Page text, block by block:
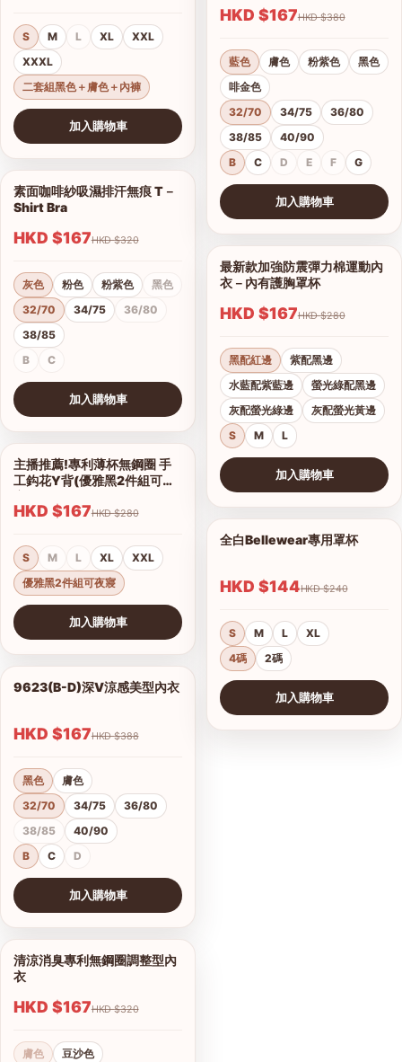
S M L XL
XXL
XXXL
二套組黑色＋膚色＋內褲
加入購物車
1/17
查看圖片
素面咖啡紗吸濕排汗無痕 T－
Shirt Bra
HKD $167 HKD $320
灰色 粉色 粉紫色
黑色
32/70
34/75
36/80
38/85
B
C
加入購物車
1/2
查看圖片
主播推薦!專利薄杯無鋼圈 手
工鈎花Y背(優雅黑2件組可夜
HKD $167 HKD $280
S M L XL
XXL
優雅黑2件組可夜寢
加入購物車
1/2
查看圖片
9623(B-D)深V涼感美型內衣
HKD $167 HKD $388
黑色
膚色
32/70
34/75
36/80
38/85
40/90
B
C D
加入購物車
1/9
查看圖片
清涼消臭專利無鋼圈調整型內
衣
HKD $167 HKD $320
膚色
豆沙色
HKD $167 HKD $380
藍色 膚色 粉紫色
黑色
啡金色
32/70
34/75
36/80
38/85
40/90
B
C D E F G
加入購物車
1/11
查看圖片
最新款加強防震彈力棉運動內
衣－內有護胸罩杯
HKD $167 HKD $280
黑配紅邊
紫配黑邊
水藍配紫藍邊
螢光綠配黑邊
灰配螢光綠邊
灰配螢光黃邊
S
M L
加入購物車
查看圖片
全白Bellewear專用罩杯
HKD $144 HKD $240
S M L
XL
4碼
2碼
加入購物車